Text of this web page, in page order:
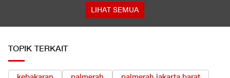
LIHAT SEMUA
TOPIK TERKAIT